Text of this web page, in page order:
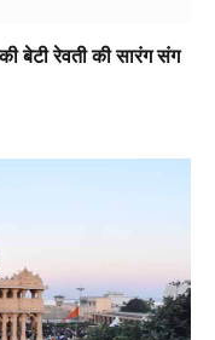
बेटी रेवती की सारंग संग